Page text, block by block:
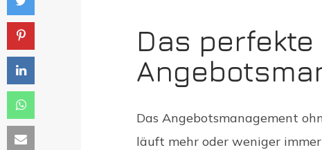
Das perfekte
Das Angebotsmanagement
läuft mehr oder weniger